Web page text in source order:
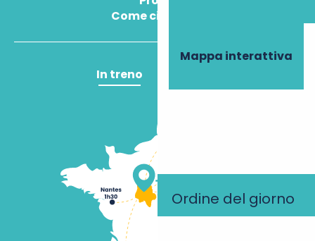
Mappa interattiva
Ordine del giorno
Come ci arrivo?
In treno